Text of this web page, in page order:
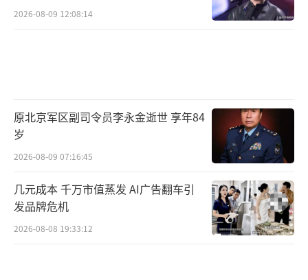
2026-08-09 12:08:14
原北京军区副司令员李永金逝世 享年84
岁
2026-08-09 07:16:45
几元成本 千万市值蒸发 AI广告翻车引
发品牌危机
2026-08-08 19:33:12